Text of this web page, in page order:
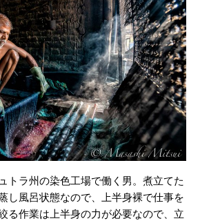
トラ州の染色工場で働く男。煮立てた
し風呂状態なので、上半身裸で仕事を
る作業は上半身の力が必要なので、立